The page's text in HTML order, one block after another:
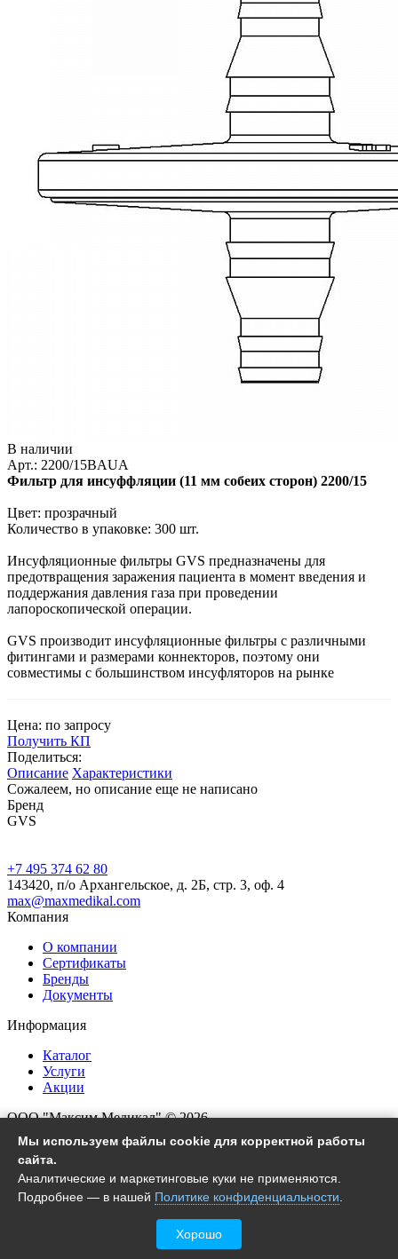
В наличии
Арт.: 2200/15BAUA
Фильтр для инсуффляции (11 мм собеих сторон) 2200/15
Цвет: прозрачный
Количество в упаковке: 300 шт.
Инсуфляционные фильтры GVS предназначены для
предотвращения заражения пациента в момент введения и
поддержания давления газа при проведении
лапороскопической операции.
GVS производит инсуфляционные фильтры с различными
фитингами и размерами коннекторов, поэтому они
совместимы с большинством инсуфляторов на рынке
Цена: по запросу
Получить КП
Поделиться:
Описание Характеристики
Сожалеем, но описание еще не написано
Бренд
GVS
+7 495 374 62 80
143420, п/о Архангельское, д. 2Б, стр. 3, оф. 4
max@maxmedikal.com
Компания
О компании
Сертификаты
Бренды
Документы
Информация
Каталог
Услуги
Акции
ООО "Максим Медикал" © 2026
Все права защищены
Согласие на обработку ПД
Политика конфиденциальности
Мы используем файлы cookie для корректной работы
сайта.
Аналитические и маркетинговые куки не применяются.
Подробнее — в нашей Политике конфиденциальности
Хорошо
Настройки файлов cookie